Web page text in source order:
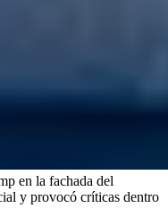
en la fachada del
y provocó críticas dentro